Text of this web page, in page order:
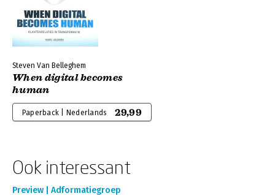
Steven Van Belleghem
When digital becomes
human
Paperback | Nederlands 29,99
Ook interessant
Preview | Adformatiegroep